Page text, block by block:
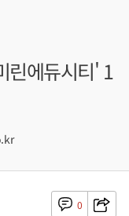
린에듀시티' 1
0